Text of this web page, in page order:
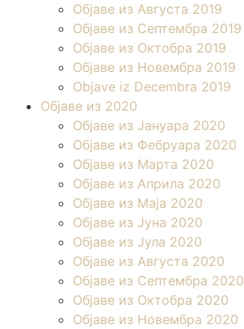
Објаве из Августа 2019
Објаве из Септембра 2019
Објаве из Октобра 2019
Објаве из Новембра 2019
Objave iz Decembra 2019
Објаве из 2020
Објаве из Јануара 2020
Објаве из Фебруара 2020
Објаве из Марта 2020
Објаве из Априла 2020
Објаве из Маја 2020
Објаве из Јуна 2020
Објаве из Јула 2020
Објаве из Августа 2020
Објаве из Септембра 2020
Објаве из Октобра 2020
Објаве из Новембра 2020